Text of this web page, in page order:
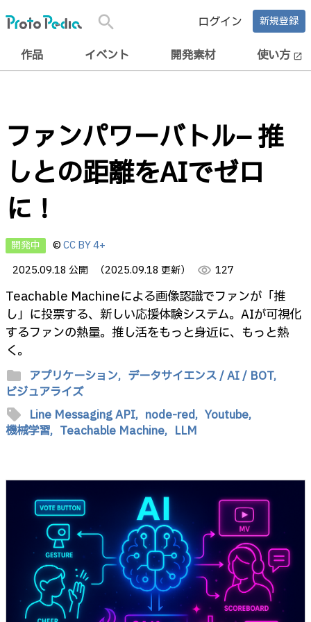
search ログイン 新規登録
作品 イベント 開発素材 使い方 open_in_new
ファンパワーバトル– 推
しとの距離をAIでゼロ
に！
開発中 ©CC BY 4+
2025.09.18 公開
（2025.09.18 更新） visibility 127
Teachable Machineによる画像認識でファンが「推
し」に投票する、新しい応援体験システム。AIが可視化
するファンの熱量。推し活をもっと身近に、もっと熱
く。
folder アプリケーション, データサイエンス / AI / BOT,
ビジュアライズ
sell Line Messaging API, node-red, Youtube,
機械学習, Teachable Machine, LLM